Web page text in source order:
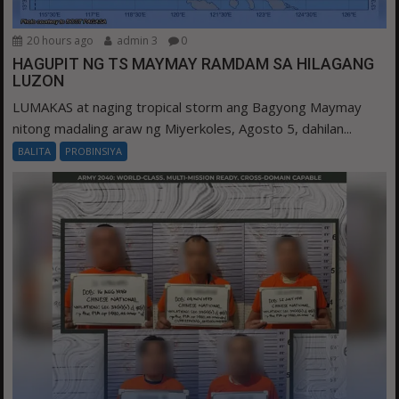
20 hours ago admin 3 0
HAGUPIT NG TS MAYMAY RAMDAM SA HILAGANG
LUZON
LUMAKAS at naging tropical storm ang Bagyong Maymay
nitong madaling araw ng Miyerkoles, Agosto 5, dahilan...
BALITA PROBINSIYA